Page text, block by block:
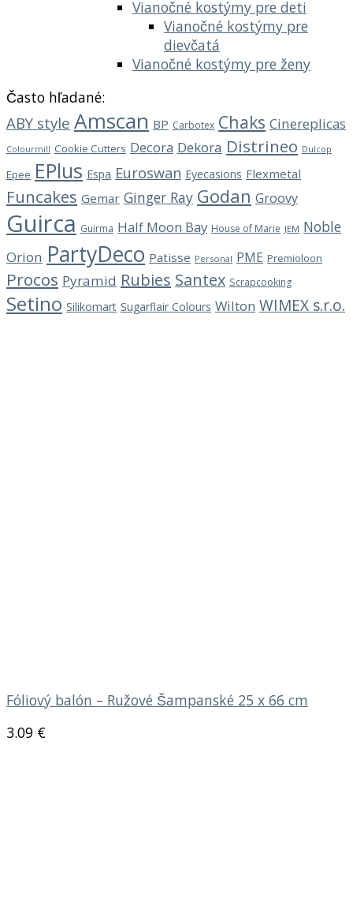
Vianočné kostýmy pre deti
Vianočné kostýmy pre
dievčatá
Vianočné kostýmy pre ženy
Často hľadané:
ABY style Amscan BP Carbotex Chaks Cinereplicas
Colourmill Cookie Cutters Decora Dekora Distrineo Dulcop
Epee EPlus Espa Euroswan Eyecasions Flexmetal
Funcakes Gemar Ginger Ray Godan Groovy
Guirca Guirma Half Moon Bay House of Marie JEM Noble
Orion PartyDeco Patisse Personal PME Premioloon
Procos Pyramid Rubies Santex Scrapcooking
Setino Silikomart Sugarflair Colours Wilton WIMEX s.r.o.
Fóliový balón – Ružové Šampanské 25 x 66 cm
3.09 €